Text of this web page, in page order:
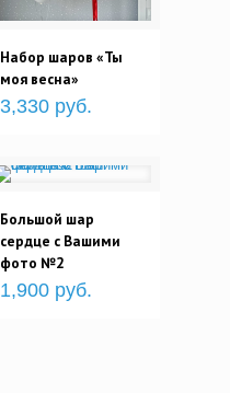
Набор шаров «Ты
моя весна»
3,330 руб.
Большой шар
сердце с Вашими
фото №2
1,900 руб.